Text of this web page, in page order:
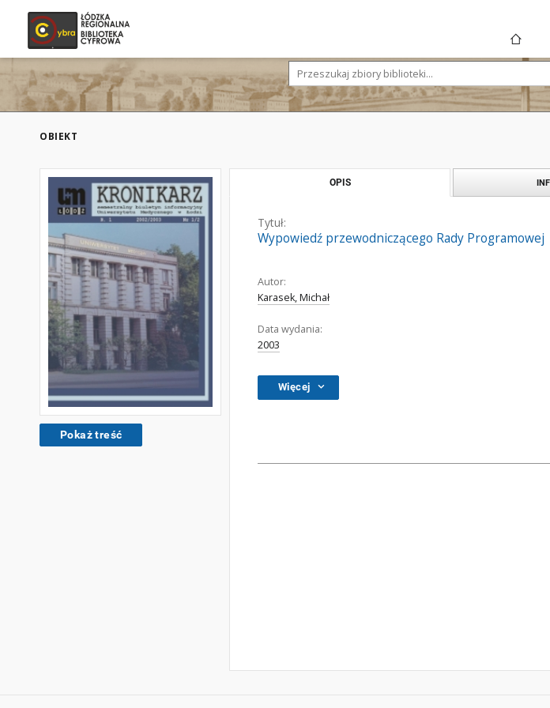
OBIEKT
Pokaż treść
OPIS
Tytuł:
Wypowiedź przewodniczącego Rady Programowej
Autor:
Karasek, Michał
Data wydania:
2003
Więcej